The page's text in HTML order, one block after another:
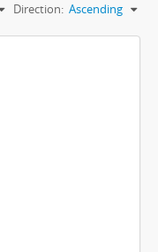
Direction: Ascending